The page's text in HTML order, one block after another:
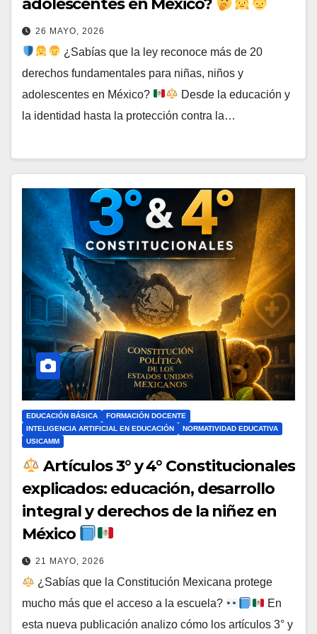
26 MAYO, 2026
¿Sabías que la ley reconoce más de 20
derechos fundamentales para niñas, niños y
adolescentes en México?
Desde la educación y
la identidad hasta la protección contra la…
EDUCACIÓN BÁSICA
FORMACIÓN DOCENTE
INTELIGENCIA ARTIFICIAL EN EDUCACIÓN
NORMATIVIDAD EDUCATIVA
USICAMM
Artículos 3° y 4° Constitucionales
explicados: educación, desarrollo
integral y derechos de la niñez en
México
21 MAYO, 2026
¿Sabías que la Constitución Mexicana protege
mucho más que el acceso a la escuela?
En
esta nueva publicación analizo cómo los artículos 3° y